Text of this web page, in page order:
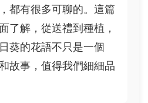
都有很多可聊的。這篇
了解，從送禮到種植，
葵的花語不只是一個
故事，值得我們細細品